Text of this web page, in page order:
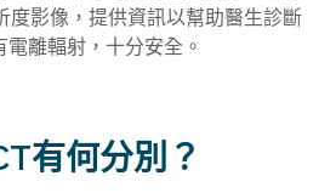
度影像，提供資訊以幫助醫生診斷
離輻射，十分安全。
有何分別？